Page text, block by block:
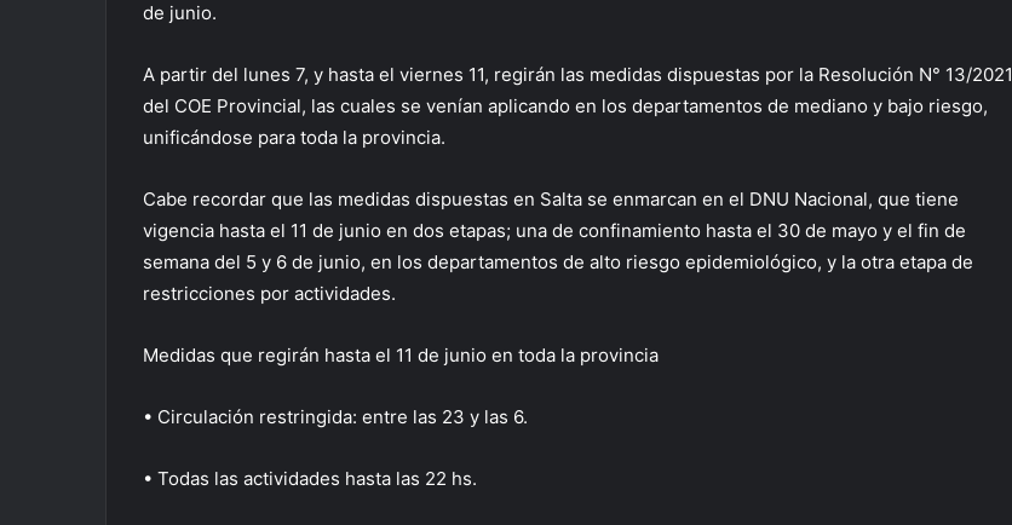
de junio.
A partir del lunes 7, y hasta el viernes 11, regirán las medidas dispuestas por la Resolución N° 13/2021
del COE Provincial, las cuales se venían aplicando en los departamentos de mediano y bajo riesgo,
unificándose para toda la provincia.
Cabe recordar que las medidas dispuestas en Salta se enmarcan en el DNU Nacional, que tiene
vigencia hasta el 11 de junio en dos etapas; una de confinamiento hasta el 30 de mayo y el fin de
semana del 5 y 6 de junio, en los departamentos de alto riesgo epidemiológico, y la otra etapa de
restricciones por actividades.
Medidas que regirán hasta el 11 de junio en toda la provincia
• Circulación restringida: entre las 23 y las 6.
• Todas las actividades hasta las 22 hs.